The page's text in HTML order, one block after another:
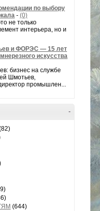
по выбору
- (0)
не только
интерьера, но и
и ФОРЭС — 15 лет
искусства
бизнес на службе
Шмотьев,
промышлен...
-
(644)